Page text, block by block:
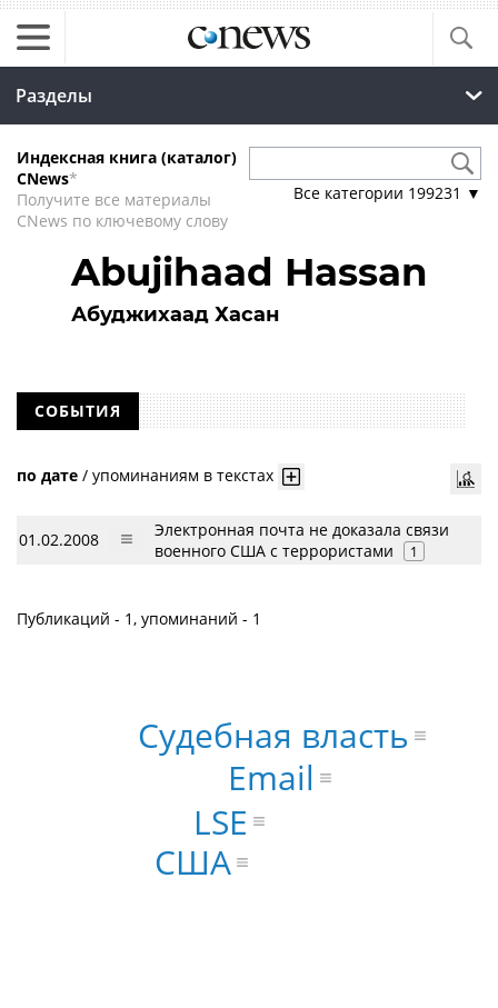
Разделы
Индексная книга (каталог)
CNews*
Получите все материалы
CNews по ключевому слову
Все категории 199231 ▼
Abujihaad Hassan
Абуджихаад Хасан
СОБЫТИЯ
по дате / упоминаниям в текстах
01.02.2008
Электронная почта не доказала связи
военного США с террористами
1
Публикаций - 1, упоминаний - 1
LSE
Email
США
Судебная власть